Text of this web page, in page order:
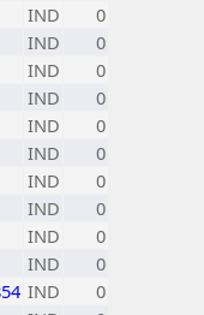
IND
0
IND
0
IND
0
IND
0
IND
0
IND
0
IND
0
IND
0
IND
0
IND
0
IND
0